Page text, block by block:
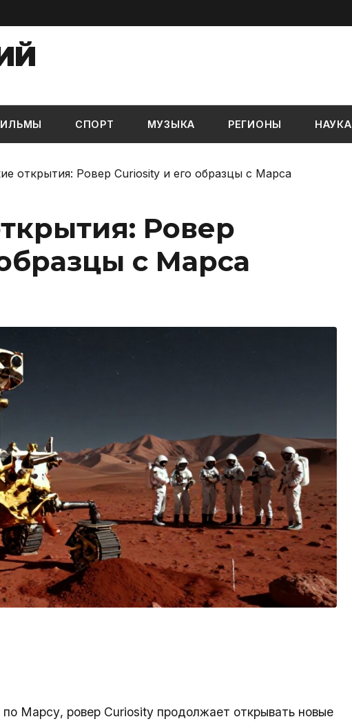
СПОРТ МУЗЫКА РЕГИОНЫ НАУКА
открытия: Ровер Curiosity и его образцы с Марса
Ровер
с Марса
Марсу, ровер Curiosity продолжает открывать новые